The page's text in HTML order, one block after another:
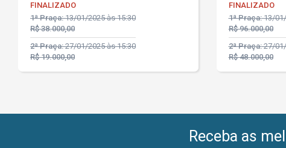
FINALIZADO
1ª Praça:13/01/2025 às 15:30
R$ 38.000,00
2ª Praça:27/01/2025 às 15:30
R$ 19.000,00
FINALIZADO
1ª Praça:13/01/
R$ 96.000,00
2ª Praça:27/01/
R$ 48.000,00
Receba as